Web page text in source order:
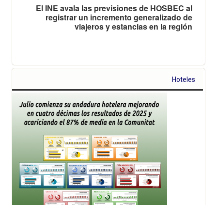
El INE avala las previsiones de HOSBEC al
registrar un incremento generalizado de
viajeros y estancias en la región
Hoteles